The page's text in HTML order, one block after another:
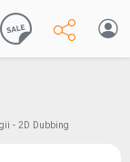
- 2D Dubbing